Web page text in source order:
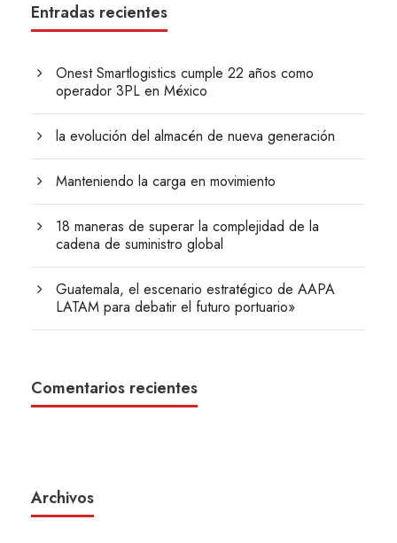
Entradas recientes
Onest Smartlogistics cumple 22 años como
operador 3PL en México
la evolución del almacén de nueva generación
Manteniendo la carga en movimiento
18 maneras de superar la complejidad de la
cadena de suministro global
Guatemala, el escenario estratégico de AAPA
LATAM para debatir el futuro portuario»
Comentarios recientes
Archivos